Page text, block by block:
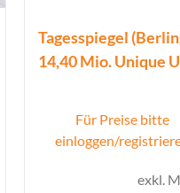
Tagesspiegel
14,40 Mio. Unique
Für Preise bitte
einloggen/
exkl.